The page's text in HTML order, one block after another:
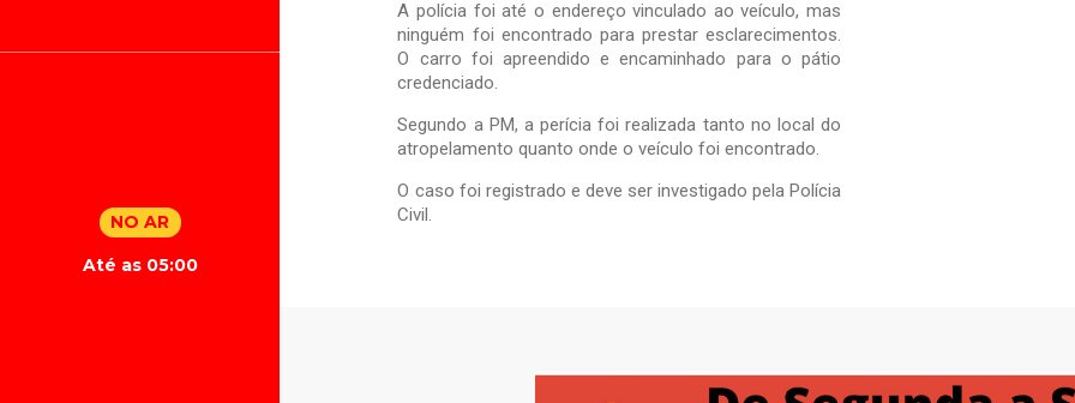
NO AR
Até as 05:00
A polícia foi até o endereço vinculado ao veículo, mas
ninguém foi encontrado para prestar esclarecimentos.
O carro foi apreendido e encaminhado para o pátio
credenciado.
Segundo a PM, a perícia foi realizada tanto no local do
atropelamento quanto onde o veículo foi encontrado.
O caso foi registrado e deve ser investigado pela Polícia
Civil.